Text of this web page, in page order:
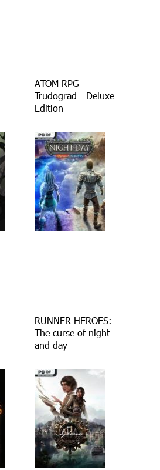
ATOM RPG
Trudograd - Deluxe
Edition
RUNNER HEROES:
The curse of night
and day